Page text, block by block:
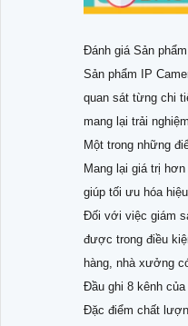
Đánh giá Sản
Sản phẩm IP
quan sát từng chi
mang lại trải
Một trong những
Mang lại giá trị
giúp tối ưu hóa
Đối với việc giám
được trong điều
hàng, nhà xưởng
Đầu ghi 8 kênh
Đặc điểm chất